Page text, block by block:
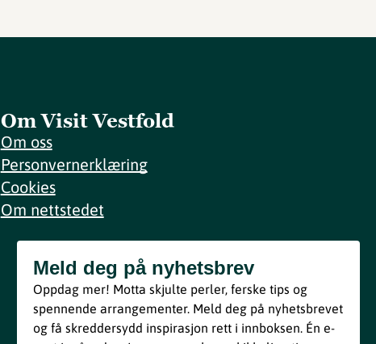
Om Visit Vestfold
Om oss
Personvernerklæring
Cookies
Om nettstedet
Meld deg på nyhetsbrev
Bli med
Ved å melde deg inn godtar du våre vilkår i henhold til vår
Meld deg på nyhetsbrev
Oppdag mer! Motta skjulte perler, ferske tips og
spennende arrangementer. Meld deg på nyhetsbrevet
og få skreddersydd inspirasjon rett i innboksen. Én e-